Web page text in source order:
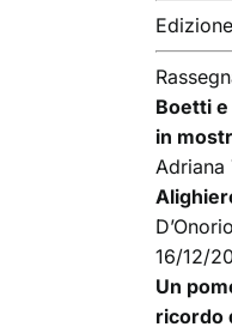
Boetti e
in
Adriana
16/12/
Un
ricordo